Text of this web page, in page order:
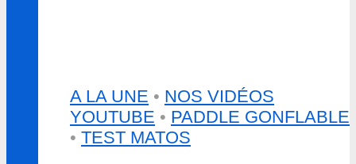
A LA UNE • NOS VIDÉOS
YOUTUBE • PADDLE GONFLABLE
• TEST MATOS